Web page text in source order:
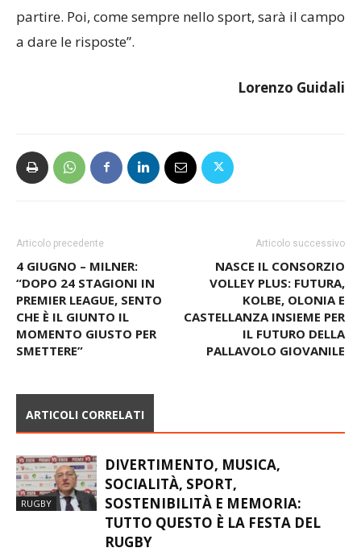
partire. Poi, come sempre nello sport, sarà il campo
a dare le risposte”.
Lorenzo Guidali
Articolo precedente
4 GIUGNO – MILNER:
“DOPO 24 STAGIONI IN
PREMIER LEAGUE, SENTO
CHE È IL GIUNTO IL
MOMENTO GIUSTO PER
SMETTERE”
Articolo successivo
NASCE IL CONSORZIO
VOLLEY PLUS: FUTURA,
KOLBE, OLONIA E
CASTELLANZA INSIEME PER
IL FUTURO DELLA
PALLAVOLO GIOVANILE
ARTICOLI CORRELATI
RUGBY
DIVERTIMENTO, MUSICA,
SOCIALITÀ, SPORT,
SOSTENIBILITÀ E MEMORIA:
TUTTO QUESTO È LA FESTA DEL
RUGBY